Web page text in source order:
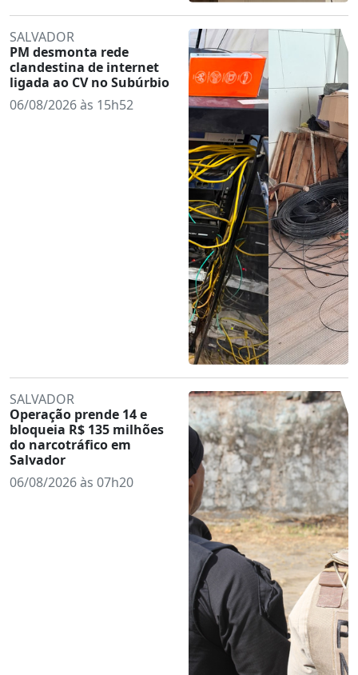
SALVADOR
PM desmonta rede
clandestina de internet
ligada ao CV no Subúrbio
06/08/2026 às 15h52
SALVADOR
Operação prende 14 e
bloqueia R$ 135 milhões
do narcotráfico em
Salvador
06/08/2026 às 07h20